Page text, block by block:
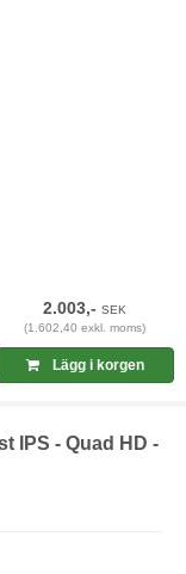
2.003,-SEK
(1.602,40 exkl. moms)
Lägg i korgen
IPS - Quad HD -